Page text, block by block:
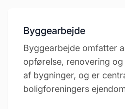
Byggearbejde
Byggearbejde omfatter
opførelse, renovering
af bygninger, og er
boligforeningers